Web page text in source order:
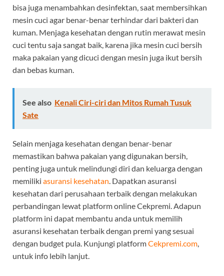
bisa juga menambahkan desinfektan, saat membersihkan
mesin cuci agar benar-benar terhindar dari bakteri dan
kuman. Menjaga kesehatan dengan rutin merawat mesin
cuci tentu saja sangat baik, karena jika mesin cuci bersih
maka pakaian yang dicuci dengan mesin juga ikut bersih
dan bebas kuman.
See also Kenali Ciri-ciri dan Mitos Rumah Tusuk
Sate
Selain menjaga kesehatan dengan benar-benar
memastikan bahwa pakaian yang digunakan bersih,
penting juga untuk melindungi diri dan keluarga dengan
memiliki asuransi kesehatan. Dapatkan asuransi
kesehatan dari perusahaan terbaik dengan melakukan
perbandingan lewat platform online Cekpremi. Adapun
platform ini dapat membantu anda untuk memilih
asuransi kesehatan terbaik dengan premi yang sesuai
dengan budget pula. Kunjungi platformCekpremi.com,
untuk info lebih lanjut.